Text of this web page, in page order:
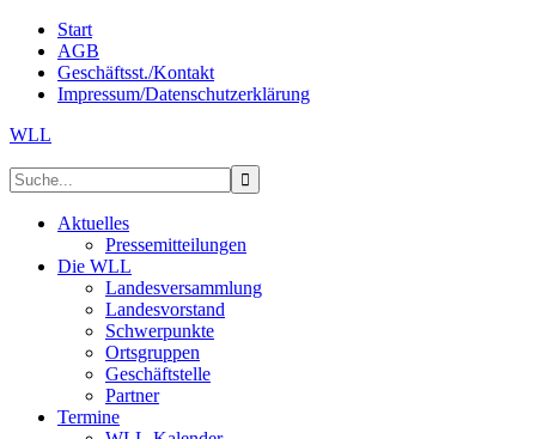
Start
AGB
Geschäftsst./Kontakt
Impressum/Datenschutzerklärung
WLL
Aktuelles
Pressemitteilungen
Die WLL
Landesversammlung
Landesvorstand
Schwerpunkte
Ortsgruppen
Geschäftstelle
Partner
Termine